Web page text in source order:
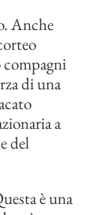
Anche
compagni
di una
a
del
è una